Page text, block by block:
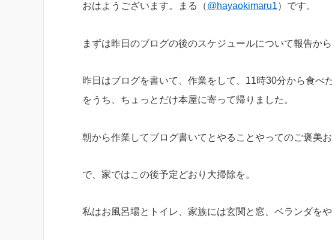
おはようございます。まる（@hayaokimaru1）です。
まずは昨日のブログの後のスケジュールについて報告から
昨日はブログを書いて、作業をして、11時30分から食べ
をうち、ちょっとだけ本屋に寄って帰りました。
朝から作業してブログ書いてとやることやってのご褒美
で、家ではこの後予定どおり大掃除を。
私はお風呂場とトイレ、家族には玄関と窓、ベランダをや